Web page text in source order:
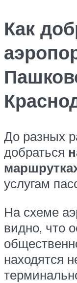
Как
До разных
добраться
услугам
На схеме
видно, что
находятся